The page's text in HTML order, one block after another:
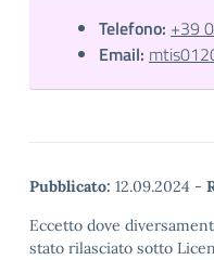
Telefono: +39
Email:
Pubblicato: 12.09.2024 -
Eccetto dove
stato rilasciato sotto